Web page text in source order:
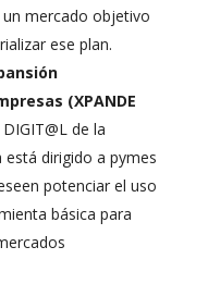
mercado objetivo
ese plan.
(XPANDE
de la
dirigido a pymes
potenciar el uso
básica para